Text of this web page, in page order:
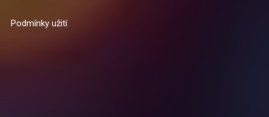
Podmínky užití